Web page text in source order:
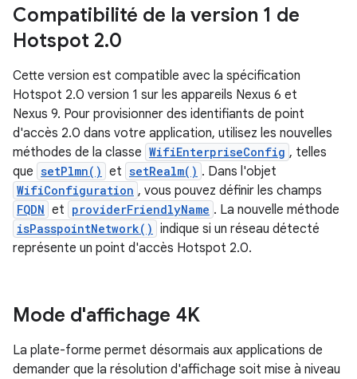
Compatibilité de la version 1 de
Hotspot 2.0
Cette version est compatible avec la spécification
Hotspot 2.0 version 1 sur les appareils Nexus 6 et
Nexus 9. Pour provisionner des identifiants de point
d'accès 2.0 dans votre application, utilisez les nouvelles
méthodes de la classe WifiEnterpriseConfig , telles
que setPlmn() et setRealm() . Dans l'objet
WifiConfiguration , vous pouvez définir les champs
FQDN et providerFriendlyName . La nouvelle méthode
isPasspointNetwork() indique si un réseau détecté
représente un point d'accès Hotspot 2.0.
Mode d'affichage 4K
La plate-forme permet désormais aux applications de
demander que la résolution d'affichage soit mise à niveau